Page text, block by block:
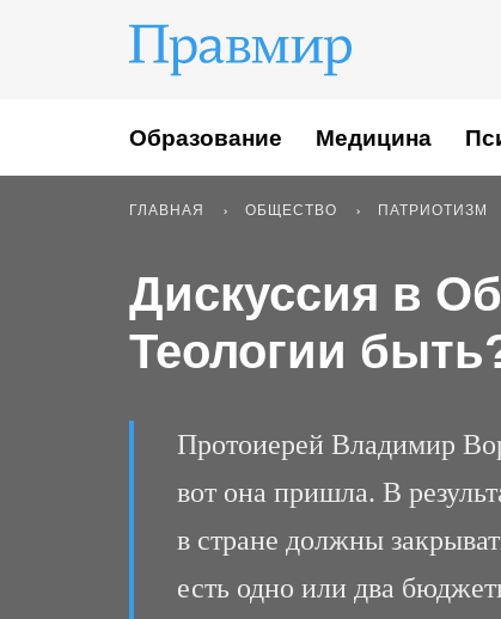
Образование Медицина
ГЛАВНАЯ ОБЩЕСТВО ПАТРИОТИЗМ
Дискуссия в
Теологии
Протоиерей Владимир
вот она пришла. В
в стране должны
есть одно или два